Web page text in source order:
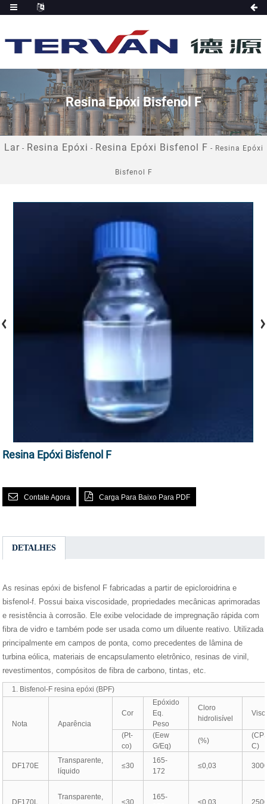
Resina Epóxi Bisfenol F
Lar- Resina Epóxi - Resina Epóxi Bisfenol F - Resina Epóxi
Bisfenol F
Resina Epóxi Bisfenol F
Contate Agora Carga Para Baixo Para PDF
DETALHES
As resinas epóxi de bisfenol F fabricadas a partir de epicloroidrina e
bisfenol-f. Possui baixa viscosidade, propriedades mecânicas aprimoradas
e resistência à corrosão. Ele exibe velocidade de impregnação rápida com
fibra de vidro e também pode ser usada como um diluente reativo. Utilizada
principalmente em campos de ponta, como precedentes de lâmina de
turbina eólica, materiais de encapsulamento eletrônico, resinas de vinil,
revestimentos, compósitos de fibra de carbono, tintas, etc.
1. Bisfenol-F resina epóxi (BPF)
Nota Aparência
Cor
Epóxido
Eq.
Peso
Cloro
hidrolisível
(Pt-
co)
(Eew
G/Eq)
(%)
C)
DF170E
Transparente,
líquido
≤30
165-
172
≤0,03
DF170L
Transparente,
≤30
165-
≤0,03